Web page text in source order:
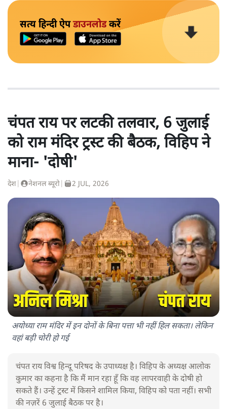
सत्य हिन्दी ऐपडाउनलोडकरें
चंपत राय पर लटकी तलवार, 6 जुलाई
को राम मंदिर ट्रस्ट की बैठक, विहिप ने
माना- 'दोषी'
देश नेशनल ब्यूरो 2 JUL, 2026
अयोध्या राम मंदिर में इन दोनों के बिना पत्ता भी नहीं हिल सकता। लेकिन
वहां बड़ी चोरी हो गई
चंपत राय विश्व हिन्दू परिषद के उपाध्यक्ष है। विहिप के अध्यक्ष आलोक
कुमार का कहना है कि मैं मान रहा हूँ कि वह लापरवाही के दोषी हो
सकते हैं। उन्हें ट्रस्ट में किसने शामिल किया, विहिप को पता नहीं। सभी
की नज़रें 6 जुलाई बैठक पर है।